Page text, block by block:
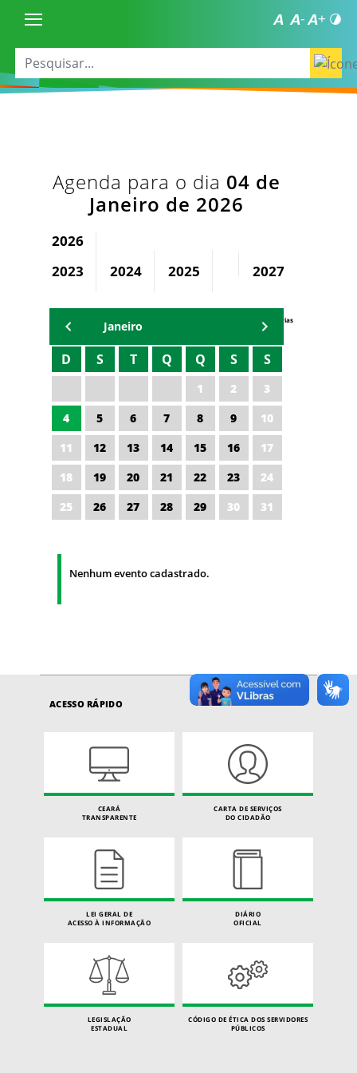
Agenda para o dia 04 de
Janeiro de 2026
2026
2023
2024 2025 2027
Agenda Secretárias
Janeiro
D S T Q Q S S
1 2
3
4
5 6 7 8 9
10
11
12 13 14 15 16
17
18
19 20 21 22 23
24
25
26 27 28 29 30 31
Nenhum evento cadastrado.
ACESSO RÁPIDO
CEARÁ
TRANSPARENTE
CARTA DE SERVIÇOS
DO CIDADÃO
LEI GERAL DE
ACESSO À INFORMAÇÃO
DIÁRIO
OFICIAL
LEGISLAÇÃO
ESTADUAL
CÓDIGO DE ÉTICA DOS SERVIDORES
PÚBLICOS